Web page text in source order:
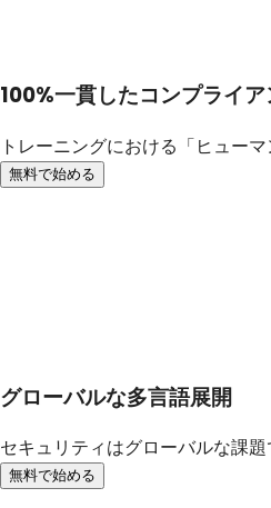
100%一貫したコンプライ
トレーニングにおける「ヒュー
無料で始める
グローバルな多言語展開
セキュリティはグローバルな課
無料で始める